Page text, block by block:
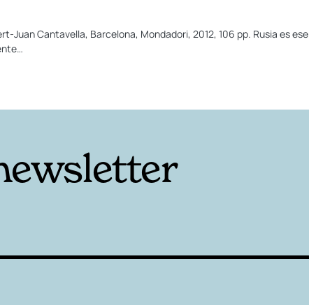
Juan Cantavella, Barcelona, Mondadori, 2012, 106 pp. Rusia es ese